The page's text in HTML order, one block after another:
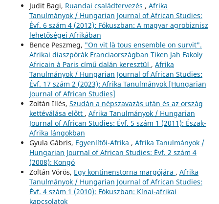
Judit Bagi, Ruandai családtervezés , Afrika
Tanulmányok / Hungarian Journal of African Studies:
Évf. 6 szám 4 (2012): Fókuszban: A magyar agrobiznisz
lehetőségei Afrikában
Bence Peszmeg, "On vit là tous ensemble on survit".
Afrikai diaszpórák Franciaországban Tiken Jah Fakoly
Africain à Paris című dalán keresztül , Afrika
Tanulmányok / Hungarian Journal of African Studies:
Évf. 17 szám 2 (2023): Afrika Tanulmányok [Hungarian
Journal of African Studies]
Zoltán Illés, Szudán a népszavazás után és az ország
kettéválása előtt , Afrika Tanulmányok / Hungarian
Journal of African Studies: Évf. 5 szám 1 (2011): Észak-
Afrika lángokban
Gyula Gábris, Egyenlítői-Afrika , Afrika Tanulmányok /
Hungarian Journal of African Studies: Évf. 2 szám 4
(2008): Kongó
Zoltán Vörös, Egy kontinenstorna margójára , Afrika
Tanulmányok / Hungarian Journal of African Studies:
Évf. 4 szám 1 (2010): Fókuszban: Kínai-afrikai
kapcsolatok